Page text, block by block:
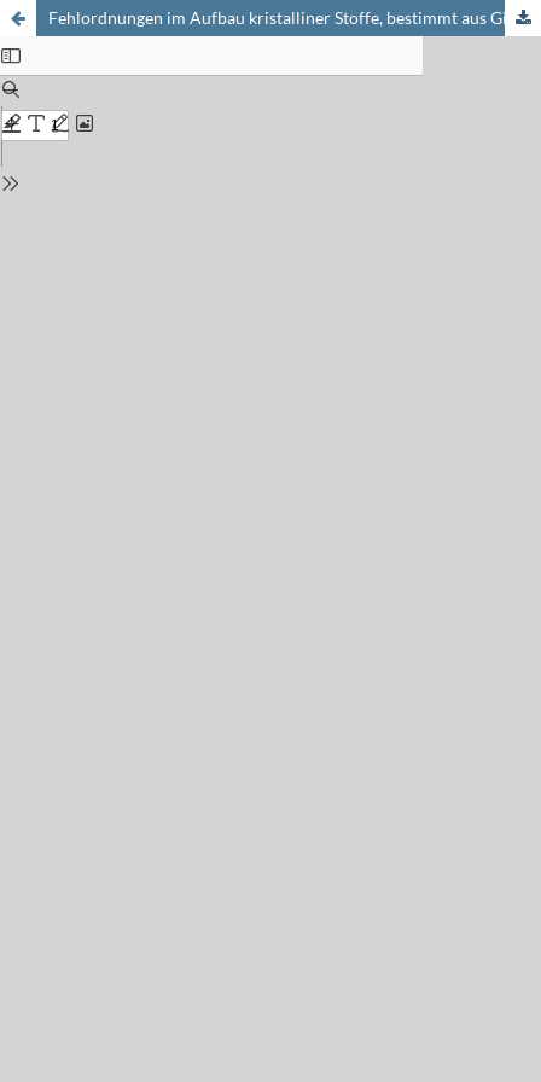
Fehlordnungen im Aufbau kristalliner Stoffe, bestimmt aus Gitterkonstanten und Dichtemessungen